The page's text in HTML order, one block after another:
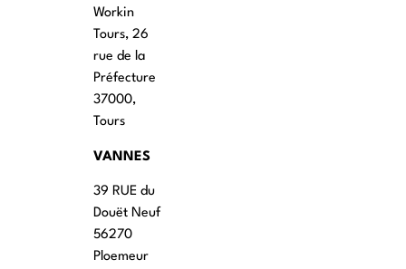
Workin
Tours, 26
rue de la
Préfecture
37000,
Tours
VANNES
39 RUE du
Douët Neuf
56270
Ploemeur